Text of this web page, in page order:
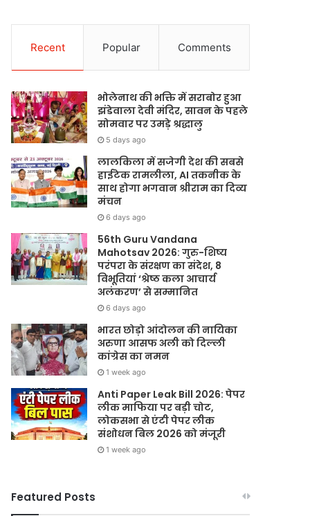
Recent Popular Comments
भोलेनाथ की भक्ति में सराबोर हुआ
झंडेवाला देवी मंदिर, सावन के पहले
सोमवार पर उमड़े श्रद्धालु
5 days ago
लालकिला में सजेगी देश की सबसे
हाईटेक रामलीला, AI तकनीक के
साथ होगा भगवान श्रीराम का दिव्य
मंचन
6 days ago
56th Guru Vandana
Mahotsav 2026: गुरु-शिष्य
परंपरा के संरक्षण का संदेश, 8
विभूतियां ‘श्रेष्ठ कला आचार्य
अलंकरण’ से सम्मानित
6 days ago
भारत छोड़ो आंदोलन की नायिका
अरुणा आसफ अली को दिल्ली
कांग्रेस का नमन
1 week ago
Anti Paper Leak Bill 2026: पेपर
लीक माफिया पर बड़ी चोट,
लोकसभा से एंटी पेपर लीक
संशोधन बिल 2026 को मंजूरी
1 week ago
Featured Posts